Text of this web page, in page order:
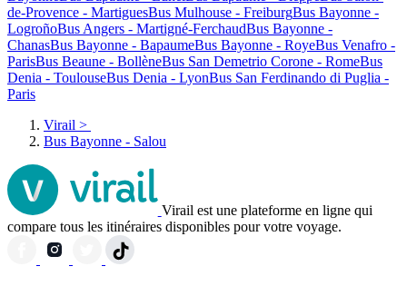
de-Provence - MartiguesBus Mulhouse - FreiburgBus Bayonne -
LogroñoBus Angers - Martigné-FerchaudBus Bayonne -
ChanasBus Bayonne - BapaumeBus Bayonne - RoyeBus Venafro -
ParisBus Beaune - BollèneBus San Demetrio Corone - RomeBus
Denia - ToulouseBus Denia - LyonBus San Ferdinando di Puglia -
Paris
Virail >
Bus Bayonne - Salou
Virail est une plateforme en ligne qui
compare tous les itinéraires disponibles pour votre voyage.